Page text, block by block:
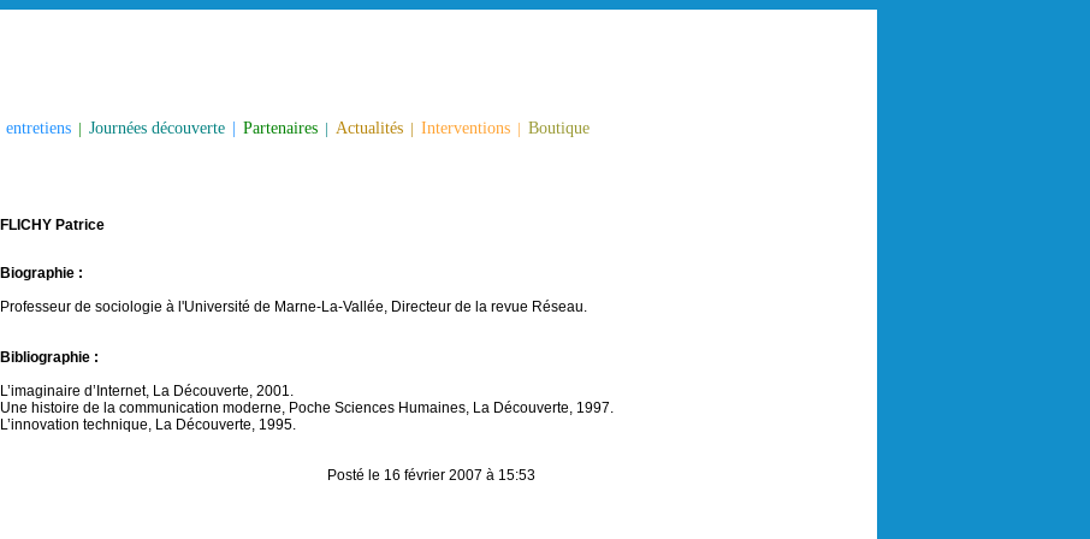
entretiens | Journées découverte Partenaires | Actualités | Interventions | Boutique
FLICHY Patrice
Biographie :
Professeur de sociologie à l'Université de Marne-La-Vallée, Directeur de la revue Réseau.
Bibliographie :
L’imaginaire d’Internet, La Découverte, 2001.
Une histoire de la communication moderne, Poche Sciences Humaines, La Découverte, 1997.
L’innovation technique, La Découverte, 1995.
Posté le 16 février 2007 à 15:53